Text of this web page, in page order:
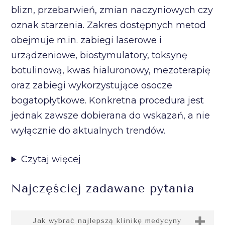
blizn, przebarwień, zmian naczyniowych czy
oznak starzenia. Zakres dostępnych metod
obejmuje m.in. zabiegi laserowe i
urządzeniowe, biostymulatory, toksynę
botulinową, kwas hialuronowy, mezoterapię
oraz zabiegi wykorzystujące osocze
bogatopłytkowe. Konkretna procedura jest
jednak zawsze dobierana do wskazań, a nie
wyłącznie do aktualnych trendów.
Czytaj więcej
Najczęściej zadawane pytania
Jak wybrać najlepszą klinikę medycyny